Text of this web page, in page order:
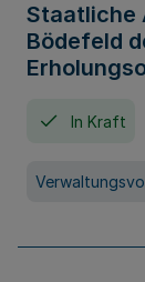
Staatliche
Bödefeld
In Kraft